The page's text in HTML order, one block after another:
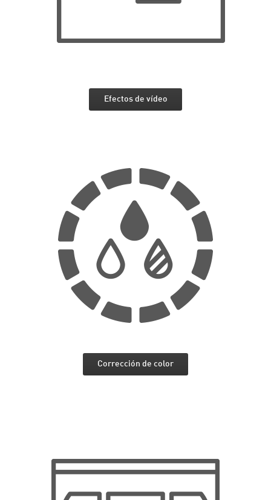
Efectos de vídeo
Corrección de color